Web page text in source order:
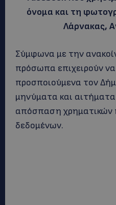
όνομα και τη
Λάρνακας,
Σύμφωνα με την
πρόσωπα επιχειρούν
προσποιούμενα τον
μηνύματα και
απόσπαση
δεδομένων.